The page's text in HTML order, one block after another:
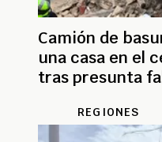
Camión de
una casa en el
tras presunta
REGIONES